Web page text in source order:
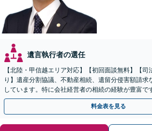
遺言執行者の選任
【北陸・甲信越エリア対応】【初回面談無料】【司
り】遺産分割協議、不動産相続、遺留分侵害額請求
しています。特に会社経営者の相続の経験が豊富で
談ください。【休日・夜間面談可】【オンライン面
料金表を見る